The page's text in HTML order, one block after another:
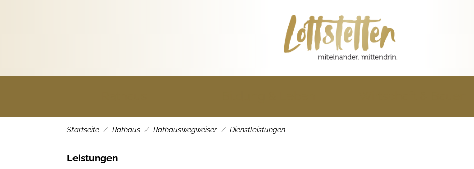
Startseite Rathaus Rathauswegweiser Dienstleistungen
Leistungen